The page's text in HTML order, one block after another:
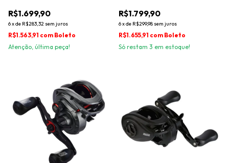
R$1.699,90
6xde R$283,32 sem juros
R$1.563,91 com Boleto
Atenção, última peça!
R$1.799,90
6xde R$299,98 sem juros
R$1.655,91 com Boleto
Só restam 3 em estoque!